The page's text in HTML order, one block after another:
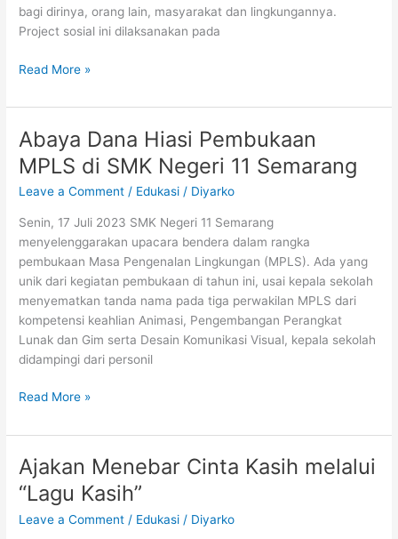
bagi dirinya, orang lain, masyarakat dan lingkungannya.
Project sosial ini dilaksanakan pada
Project
dalam
SMK
N
11
Perkuat
Kebermaknaan
Hidup
Read More »
Abaya Dana Hiasi Pembukaan
MPLS di SMK Negeri 11 Semarang
Leave a Comment / Edukasi / Diyarko
Senin, 17 Juli 2023 SMK Negeri 11 Semarang
menyelenggarakan upacara bendera dalam rangka
pembukaan Masa Pengenalan Lingkungan (MPLS). Ada yang
unik dari kegiatan pembukaan di tahun ini, usai kepala sekolah
menyematkan tanda nama pada tiga perwakilan MPLS dari
kompetensi keahlian Animasi, Pengembangan Perangkat
Lunak dan Gim serta Desain Komunikasi Visual, kepala sekolah
didampingi dari personil
Abaya
Hiasi
Pembukaan
MPLS
di
SMK
Read More »
Ajakan Menebar Cinta Kasih melalui
“Lagu Kasih”
Leave a Comment / Edukasi / Diyarko